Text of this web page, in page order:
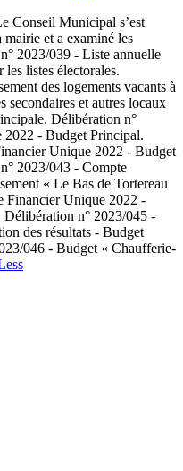
Conseil Municipal s’est
et a examiné les
2023/039 - Liste annuelle
les listes électorales.
des logements vacants à
secondaires et autres locaux
Délibération n°
- Budget Principal.
Unique 2022 - Budget
2023/043 - Compte
« Le Bas de Tortereau
Financier Unique 2022 -
n° 2023/045 -
des résultats - Budget
046 - Budget « Chaufferie-